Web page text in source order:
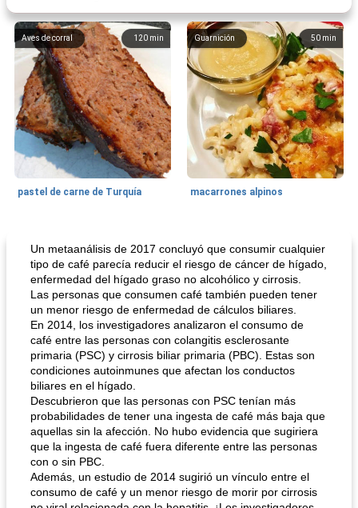
120 min
Aves de corral
pastel de carne de Turquía
50 min
Guarnición
macarrones alpinos
mochi fácil
Un metaanálisis de 2017 concluyó que consumir cualquier
tipo de café parecía reducir el riesgo de cáncer de hígado,
enfermedad del hígado graso no alcohólico y cirrosis.
Las personas que consumen café también pueden tener
un menor riesgo de enfermedad de cálculos biliares.
En 2014, los investigadores analizaron el consumo de
café entre las personas con colangitis esclerosante
primaria (PSC) y cirrosis biliar primaria (PBC). Estas son
condiciones autoinmunes que afectan los conductos
biliares en el hígado.
Descubrieron que las personas con PSC tenían más
probabilidades de tener una ingesta de café más baja que
aquellas sin la afección. No hubo evidencia que sugiriera
que la ingesta de café fuera diferente entre las personas
con o sin PBC.
Además, un estudio de 2014 sugirió un vínculo entre el
consumo de café y un menor riesgo de morir por cirrosis